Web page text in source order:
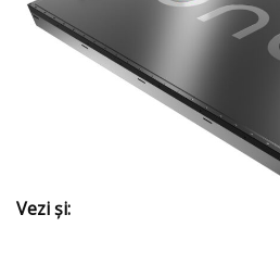
Vezi şi: